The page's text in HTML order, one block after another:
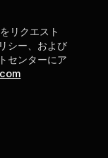
リクエスト
シー、および
センターにア